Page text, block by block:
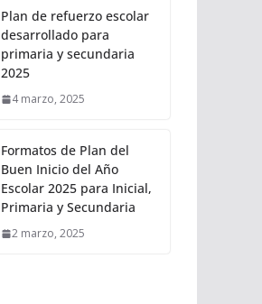
Plan de refuerzo escolar
desarrollado para
primaria y secundaria
2025
4 marzo, 2025
Formatos de Plan del
Buen Inicio del Año
Escolar 2025 para Inicial,
Primaria y Secundaria
2 marzo, 2025